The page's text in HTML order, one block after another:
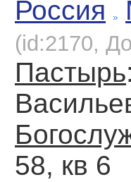
Россия
(id:2170,
Пастырь
58, кв 6